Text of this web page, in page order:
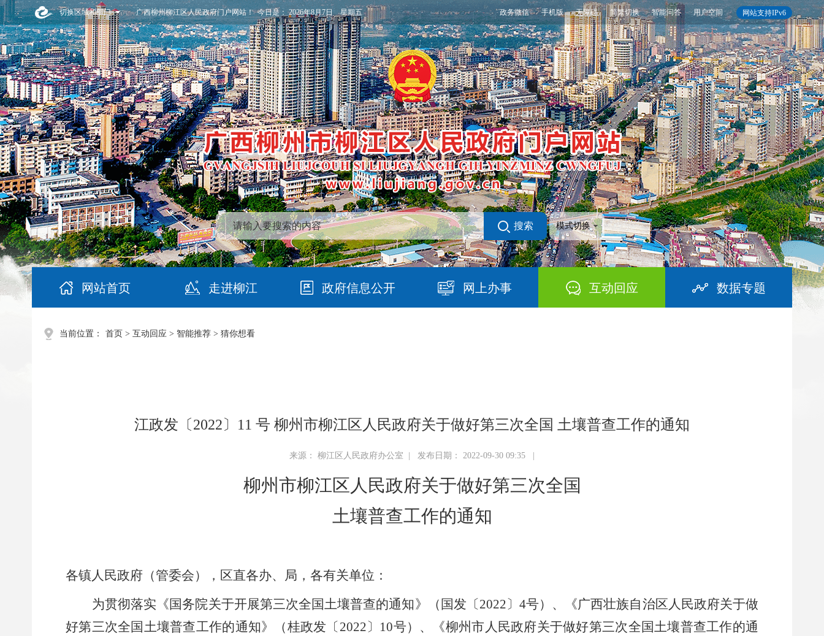
切换区域和部门 网站支持IPv6
政务微信 手机版 无障碍 简繁切换 智能问答 用户空间
广西柳州柳江区人民政府门户网站！ 今日是：2026年8月7日 星期五
搜索 模式切换
网站首页 走进柳江 政府信息公开 网上办事 互动回应 数据专题
当前位置： 首页 > 互动回应 > 智能推荐 > 猜你想看
江政发〔2022〕11 号 柳州市柳江区人民政府关于做好第三次全国 土壤普查工作的通知
来源： 柳江区人民政府办公室 | 发布日期： 2022-09-30 09:35 |
柳州市柳江区人民政府关于做好第三次全国
土壤普查工作的通知
各镇人民政府（管委会），区直各办、局，各有关单位：
为贯彻落实《国务院关于开展第三次全国土壤普查的通知》（国发〔2022〕 4号） 、
《广西壮族自治区人民政府关于做
好第三次全国土壤普查工作的通知》（桂政发〔 2022〕 10号） 、 《柳州市人民政府关于做好第三次全国土壤普查工作的通